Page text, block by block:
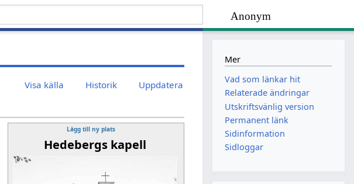
Anonym
Visa källa Historik Uppdatera
Lägg till ny plats
Hedebergs kapell
Mer
Vad som länkar hit
Relaterade ändringar
Utskriftsvänlig version
Permanent länk
Sidinformation
Sidloggar